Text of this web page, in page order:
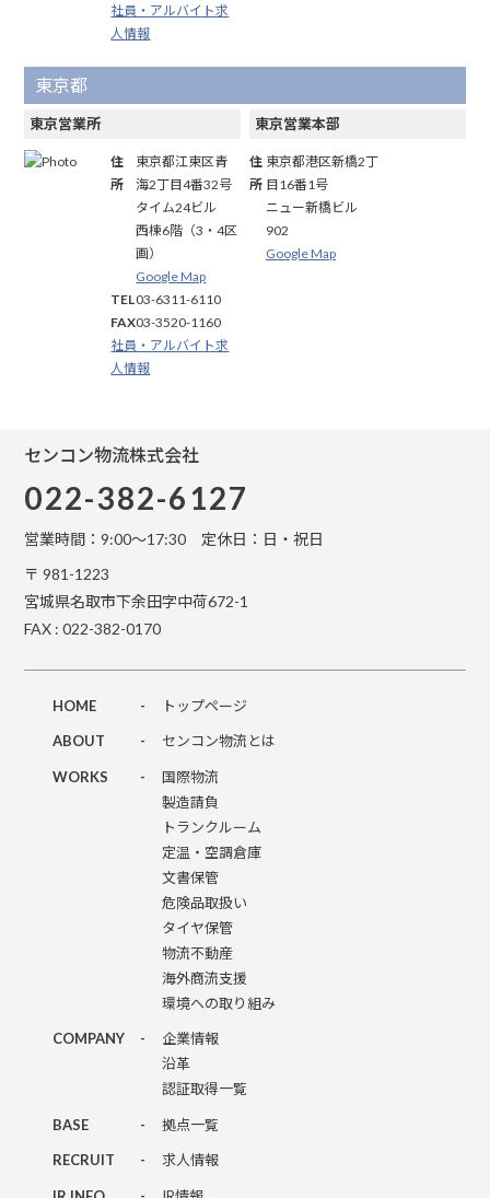
社員・アルバイト求
人情報
東京都
東京営業所
住
所
東京都江東区青
海2丁目4番32号
タイム24ビル
西棟6階（3・4区
画）
Google Map
TEL03-6311-6110
FAX03-3520-1160
社員・アルバイト求
人情報
東京営業本部
住
所
東京都港区新橋2丁
目16番1号
ニュー新橋ビル
902
Google Map
センコン物流株式会社
022-382-6127
営業時間：9:00～17:30 定休日：日・祝日
〒 981-1223
宮城県名取市下余田字中荷672-1
FAX : 022-382-0170
HOME - トップページ
ABOUT - センコン物流とは
WORKS -
国際物流
製造請負
トランクルーム
定温・空調倉庫
文書保管
危険品取扱い
タイヤ保管
物流不動産
海外商流支援
環境への取り組み
COMPANY -
企業情報
沿革
認証取得一覧
BASE - 拠点一覧
RECRUIT - 求人情報